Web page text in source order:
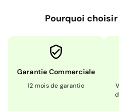
Pourquoi
Garantie Commerciale
12 mois de garantie